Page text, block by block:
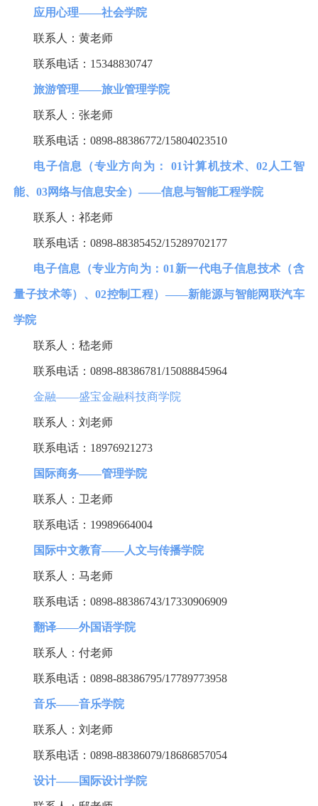
应用心理——社会学院
联系人：黄老师
联系电话： 15348830747
旅游管理——旅业管理学院
联系人：张老师
联系电话：0898-88386772/15804023510
电子信息（专业方向为： 01计算机技术、02 人工智
能、03网络与信息安全）——信息与智能工程学院
联系人：祁老师
联系电话：0898-88385452/15289702177
电子信息（专业方向为： 01 新一代电子信息技术（含
量子技术等）、02控制工程） ——新能源与智能网联汽车
学院
联系人：嵇老师
联系电话：0898-88386781/15088845964
金融——盛宝金融科技商学院
联系人：刘老师
联系电话： 18976921273
国际商务——管理学院
联系人：卫老师
联系电话： 19989664004
国际中文教育——人文与传播学院
联系人：马老师
联系电话：0898-88386743/17330906909
翻译——外国语学院
联系人：付老师
联系电话：0898-88386795/17789773958
音乐——音乐学院
联系人：刘老师
联系电话：0898-88386079/18686857054
设计——国际设计学院